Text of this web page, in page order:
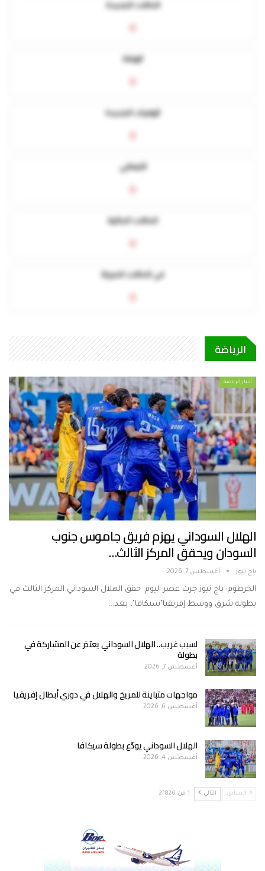
التعافي
في الحالات الحرجة
الرياضة
أخبار الرياضة
الهلال السوداني يهزم فريق جاموس جنوب
السودان ويحقق المركز الثالث…
باج نيوز أغسطس 7, 2026
الخرطوم: باج نيوز جرت عصر اليوم. حقق الهلال السوداني المركز الثالث في
بطولة شرق ووسط إفريقيا"سيكافا"، بعد…
لسبب غريب.. الهلال السوداني يعتذر عن المشاركة في
بطولة
أغسطس 7, 2026
مواجهات متباينة للمريخ والهلال في دوري أبطال إفريقيا
أغسطس 6, 2026
الهلال السوداني يودّع بطولة سيكافا
أغسطس 4, 2026
السابق التالي 1 من 2٬826